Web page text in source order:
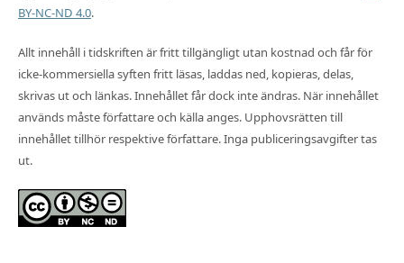
BY-NC-ND 4.0.
Allt innehåll i tidskriften är fritt tillgängligt utan kostnad och får för
icke-kommersiella syften fritt läsas, laddas ned, kopieras, delas,
skrivas ut och länkas. Innehållet får dock inte ändras. När innehållet
används måste författare och källa anges. Upphovsrätten till
innehållet tillhör respektive författare. Inga publiceringsavgifter tas
ut.